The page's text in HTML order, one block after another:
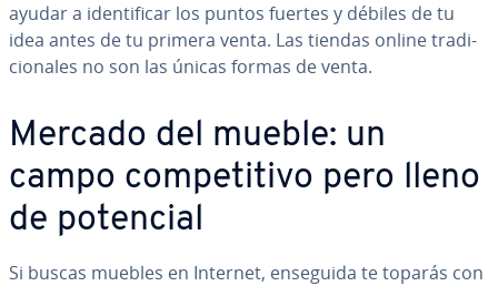
ayudar a ide­n­ti­fi­car los puntos fuertes y débiles de tu
idea antes de tu primera venta. Las tiendas online tra­di­
cio­na­les no son las únicas formas de venta.
Mercado del mueble: un
campo co­m­pe­ti­ti­vo pero lleno
de potencial
Si buscas muebles en Internet, enseguida te toparás con